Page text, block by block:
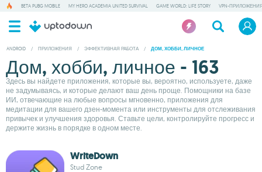
BETA PUBG MOBILE MY HERO ACADEMIA UNITED SURVIVAL GAME WORLD: LIFE STORY VPN-
ANDROID / ПРИЛОЖЕНИЯ / ЭФФЕКТИВНАЯ РАБОТА / ДОМ, ХОББИ, ЛИЧНОЕ
Дом, хобби, личное - 163
Здесь вы найдете приложения, которые вы, вероятно, используете, даже
не задумываясь, и которые делают ваш день проще. Помощники на базе
ИИ, отвечающие на любые вопросы мгновенно, приложения для
медитации для вашего дзен-момента или инструменты для отслеживания
привычек и улучшения здоровья. Ставьте цели, контролируйте прогресс и
держите жизнь в порядке в одном месте.
WriteDown
Stud Zone